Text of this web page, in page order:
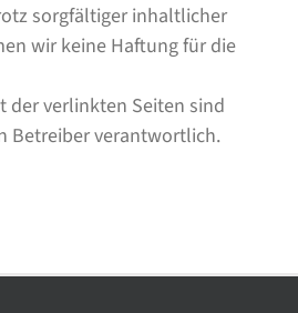
sorgfältiger inhaltlicher
wir keine Haftung für die
der verlinkten Seiten sind
Betreiber verantwortlich.